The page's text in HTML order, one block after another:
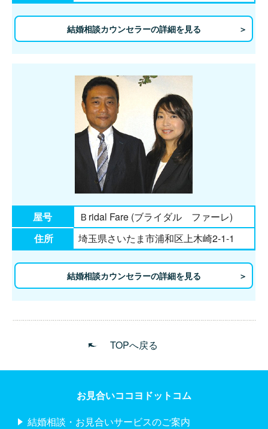
結婚相談カウンセラーの詳細を見る
屋号
Ｂridal Fare (ブライダル ファーレ)
住所
埼玉県さいたま市浦和区上木崎2-1-1
結婚相談カウンセラーの詳細を見る
TOPへ戻る
お見合いココヨドットコム
結婚相談・お見合いサービスのご案内